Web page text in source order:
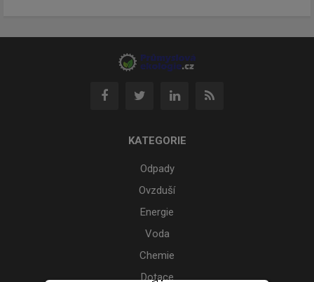
KATEGORIE
Odpady
Ovzduší
Energie
Voda
Chemie
Dotace